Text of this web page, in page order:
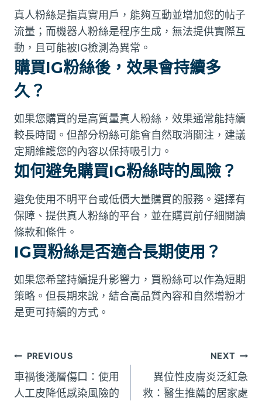
真人粉絲是指真實用戶，能夠互動並增加您的帖子
流量；而機器人粉絲是程序生成，無法提供實際互
動，且可能被IG檢測為異常。
購買IG粉絲後，效果會持續多
久？
如果您購買的是高質量真人粉絲，效果通常能持續
較長時間。但部分粉絲可能會自然取消關注，建議
定期維護您的內容以保持吸引力。
如何避免購買IG粉絲時的風險？
避免使用不明平台或低價大量購買的服務。選擇有
保障、提供真人粉絲的平台，並在購買前仔細閱讀
條款和條件。
IG買粉絲是否適合長期使用？
如果您希望持續提升影響力，買粉絲可以作為短期
策略。但長期來說，結合高品質內容和自然增粉才
是更可持續的方式。
文
章
PREVIOUS
車禍後淺層傷口：使用
人工皮降低感染風險的
NEXT
異位性皮膚炎泛紅急
救：醫生推薦的居家處